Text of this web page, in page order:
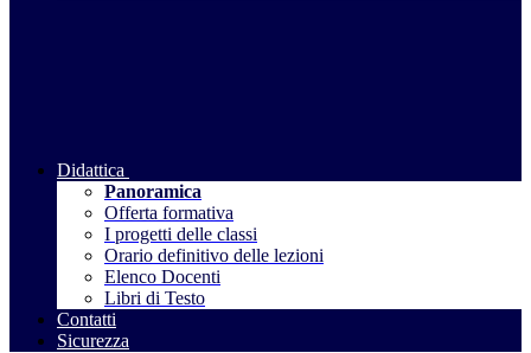
Didattica
Panoramica
Offerta formativa
I progetti delle classi
Orario definitivo delle lezioni
Elenco Docenti
Libri di Testo
Contatti
Sicurezza